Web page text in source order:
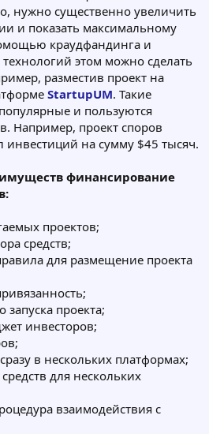
нужно существенно увеличить
и показать максимальному
краудфандинга и
этом можно сделать
разместив проект на
StartupUM. Такие
и пользуются
Например, проект споров
инвестиций на сумму $45 тысяч.
финансирование
проектов;
средств;
для размещение проекта
запуска проекта;
инвесторов;
в нескольких платформах;
для нескольких
взаимодействия с